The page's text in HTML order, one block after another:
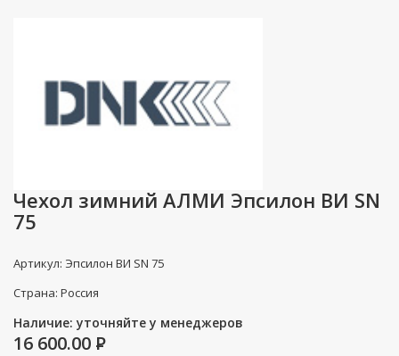
Чехол зимний АЛМИ Эпсилон ВИ SN
75
Артикул: Эпсилон ВИ SN 75
Страна: Россия
Наличие: уточняйте у менеджеров
16 600.00 P